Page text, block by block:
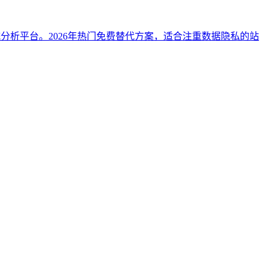
析平台。2026年热门免费替代方案，适合注重数据隐私的站